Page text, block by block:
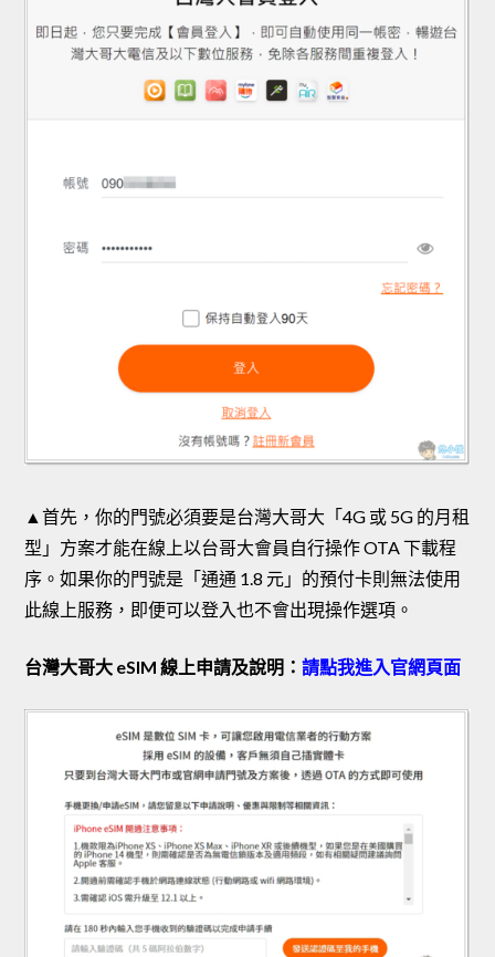
▲首先，你的門號必須要是台灣大哥大「4G 或 5G 的月租
型」方案才能在線上以台哥大會員自行操作 OTA 下載程
序。如果你的門號是「通通 1.8 元」的預付卡則無法使用
此線上服務，即便可以登入也不會出現操作選項。
台灣大哥大 eSIM 線上申請及說明： 請點我進入官網頁面